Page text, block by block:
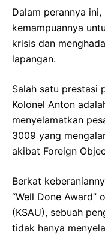
Dalam perannya
kemampuannya
krisis dan
lapangan.
Salah satu prestasi
Kolonel Anton
menyelamatkan
3009 yang
akibat Foreign
Berkat
“Well Done Award”
(KSAU), sebuah
tidak hanya